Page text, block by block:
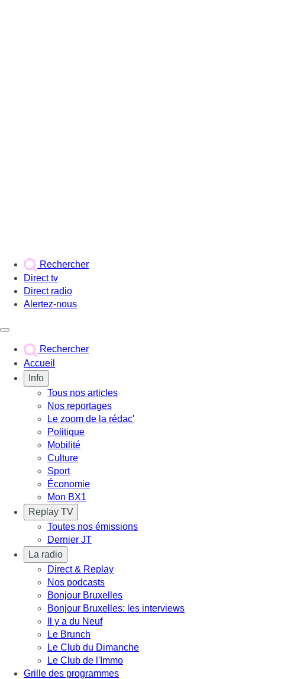
Rechercher
Direct tv
Direct radio
Alertez-nous
Rechercher
Accueil
Info
Tous nos articles
Nos reportages
Le zoom de la rédac'
Politique
Mobilité
Culture
Sport
Économie
Mon BX1
Replay TV
Toutes nos émissions
Dernier JT
La radio
Direct & Replay
Nos podcasts
Bonjour Bruxelles
Bonjour Bruxelles: les interviews
Il y a du Neuf
Le Brunch
Le Club du Dimanche
Le Club de l'Immo
Grille des programmes